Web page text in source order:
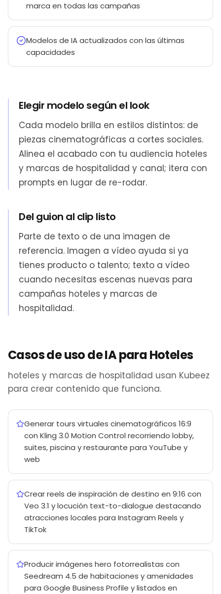
marca en todas las campañas
Modelos de IA actualizados con las últimas
capacidades
Elegir modelo según el look
Cada modelo brilla en estilos distintos: de
piezas cinematográficas a cortes sociales.
Alinea el acabado con tu audiencia hoteles
y marcas de hospitalidad y canal; itera con
prompts en lugar de re-rodar.
Del guion al clip listo
Parte de texto o de una imagen de
referencia. Imagen a vídeo ayuda si ya
tienes producto o talento; texto a vídeo
cuando necesitas escenas nuevas para
campañas hoteles y marcas de
hospitalidad.
Casos de uso de IA para Hoteles
hoteles y marcas de hospitalidad usan Kubeez
para crear contenido que funciona.
Generar tours virtuales cinematográficos 16:9
con Kling 3.0 Motion Control recorriendo lobby,
suites, piscina y restaurante para YouTube y
web
Crear reels de inspiración de destino en 9:16 con
Veo 3.1 y locución text-to-dialogue destacando
atracciones locales para Instagram Reels y
TikTok
Producir imágenes hero fotorrealistas con
Seedream 4.5 de habitaciones y amenidades
para Google Business Profile y listados en